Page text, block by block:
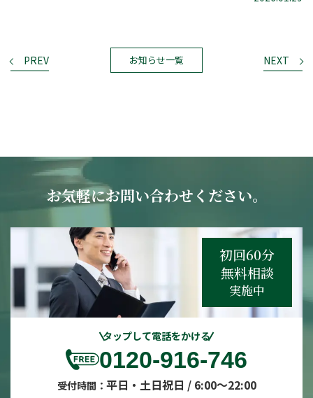
PREV お知らせ一覧 NEXT
お気軽にお問い合わせください。
初回60分
無料相談
実施中
タップして電話をかける
0120-916-746
受付時間： 平日・土日祝日 / 6:00～22:00